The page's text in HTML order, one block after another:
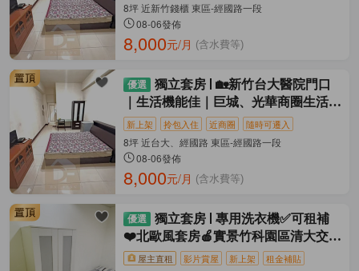
8坪 近新竹錢櫃 東區-經國路一段
08-06發佈
8,000元/月 (含水費等)
獨立套房
🏡新竹台大醫院門口
｜生活機能佳｜巨城、光華商圈生活便
利🏡
新上架 拎包入住 近商圈 隨時可遷入
8坪 近台大、經國路 東區-經國路一段
08-06發佈
8,000元/月 (含水費等)
獨立套房
專用洗衣機✅可租補
❤️北歐風套房🍎實景竹科園區清大交大
中華屋主直租 影片賞屋 新上架 租金補貼